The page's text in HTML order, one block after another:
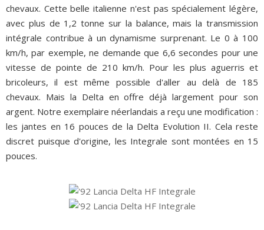
chevaux. Cette belle italienne n'est pas spécialement légère,
avec plus de 1,2 tonne sur la balance, mais la transmission
intégrale contribue à un dynamisme surprenant. Le 0 à 100
km/h, par exemple, ne demande que 6,6 secondes pour une
vitesse de pointe de 210 km/h. Pour les plus aguerris et
bricoleurs, il est même possible d'aller au delà de 185
chevaux. Mais la Delta en offre déjà largement pour son
argent. Notre exemplaire néerlandais a reçu une modification :
les jantes en 16 pouces de la Delta Evolution II. Cela reste
discret puisque d'origine, les Integrale sont montées en 15
pouces.